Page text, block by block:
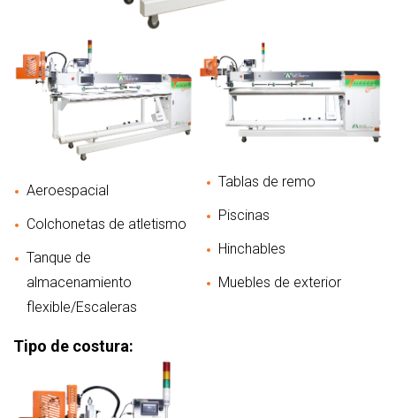
Aeroespacial
Colchonetas de atletismo
Tanque de
almacenamiento
flexible/Escaleras
Tablas de remo
Piscinas
Hinchables
Muebles de exterior
Tipo de costura: